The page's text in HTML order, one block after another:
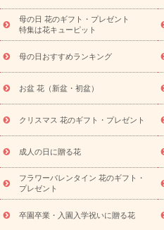
念日
結婚祝い 出産祝い 退
寿祝い
プチギフト ペットの
供え・お悔やみ商品一覧
お供
お供え プリザーブドフラワー
盆・初盆）
その他 お祝い返し
ビジネス用
ご自宅用 観葉植
ドフラワー
スタイルから探す
ンド花
お祝い お供え・お悔や
ディ胡蝶蘭・お祝い
ミディ胡蝶
観葉植物
観葉植物 産直多
お祝い
お供え・お悔やみ 花
プチギフト（hanamore -ハナモア-
母の日 花のギフト・プレゼント
特集は花キューピット
母の日おすすめランキング
お盆 花（新盆・初盆）
クリスマス 花のギフト・プレゼント
成人の日に贈る花
フラワーバレンタイン 花のギフト・
プレゼント
卒園卒業・入園入学祝いに贈る花